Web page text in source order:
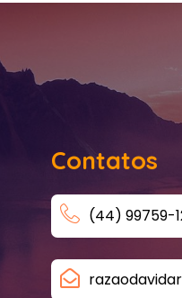
Contatos
(44) 99759-